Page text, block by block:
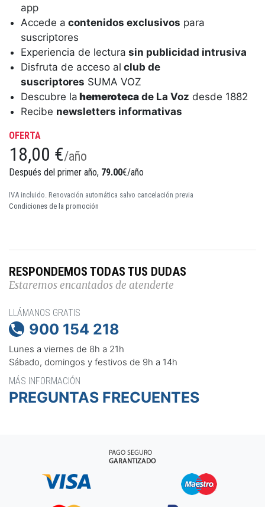
app
Accede a contenidos exclusivos para
suscriptores
Experiencia de lectura sin publicidad intrusiva
Disfruta de acceso al club de
suscriptores SUMA VOZ
Descubre la hemeroteca de La Voz desde 1882
Recibe newsletters informativas
OFERTA
18,00 €/año
Después del primer año, 79.00€/año
IVA incluido. Renovación automática salvo cancelación previa
Condiciones de la promoción
RESPONDEMOS TODAS TUS DUDAS
Estaremos encantados de atenderte
LLÁMANOS GRATIS
 900 154 218
Lunes a viernes de 8h a 21h
Sábado, domingos y festivos de 9h a 14h
MÁS INFORMACIÓN
PREGUNTAS FRECUENTES